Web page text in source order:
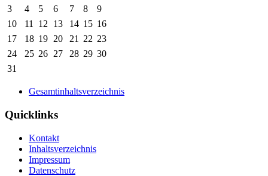
3
4 5 6 7 8
9
10
11 12 13 14 15 16
17
18 19 20 21 22 23
24
25 26 27 28 29 30
31
Gesamtinhaltsverzeichnis
Quicklinks
Kontakt
Inhaltsverzeichnis
Impressum
Datenschutz